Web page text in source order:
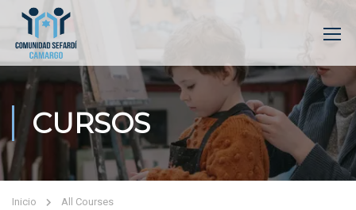
CURSOS
Inicio All Courses